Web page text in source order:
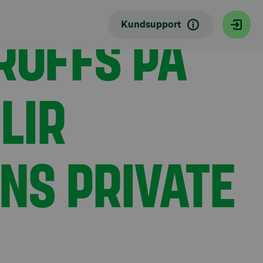
Kundsupport
PÅ
PRIVATE